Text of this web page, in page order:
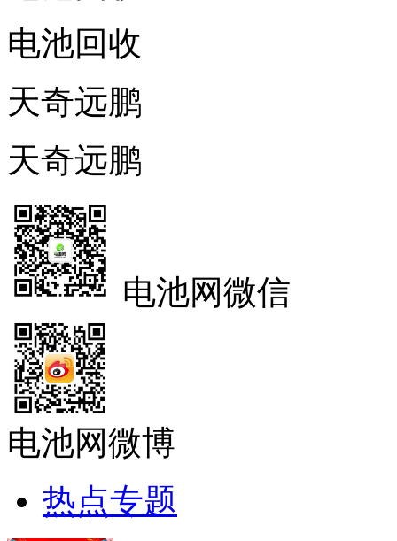
电池回收
天奇远鹏
天奇远鹏
电池网微信
电池网微博
热点专题